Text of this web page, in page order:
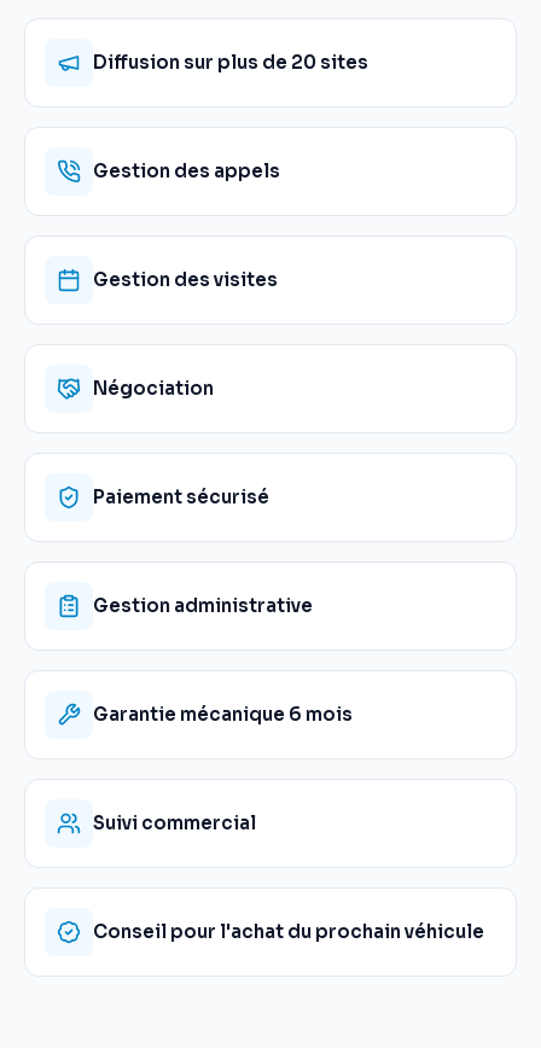
Diffusion sur plus de 20 sites
Gestion des appels
Gestion des visites
Négociation
Paiement sécurisé
Gestion administrative
Garantie mécanique 6 mois
Suivi commercial
Conseil pour l'achat du prochain véhicule